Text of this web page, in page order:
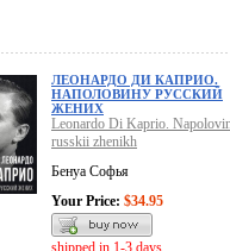
ЛЕОНАРДО ДИ КАПРИО.
НАПОЛОВИНУ РУССКИЙ
ЖЕНИХ
Leonardo Di Kaprio.
russkii zhenikh
Бенуа Софья
Your Price: $34.95
shipped in 1-3 days